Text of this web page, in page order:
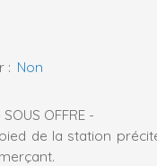
: Non
SOUS OFFRE -
de la station